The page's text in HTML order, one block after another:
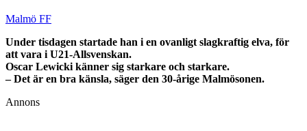
Malmö FF
Under tisdagen startade han i en ovanligt slagkraftig elva, för
att vara i U21-Allsvenskan.
Oscar Lewicki känner sig starkare och starkare.
– Det är en bra känsla, säger den 30-årige Malmösonen.
Annons